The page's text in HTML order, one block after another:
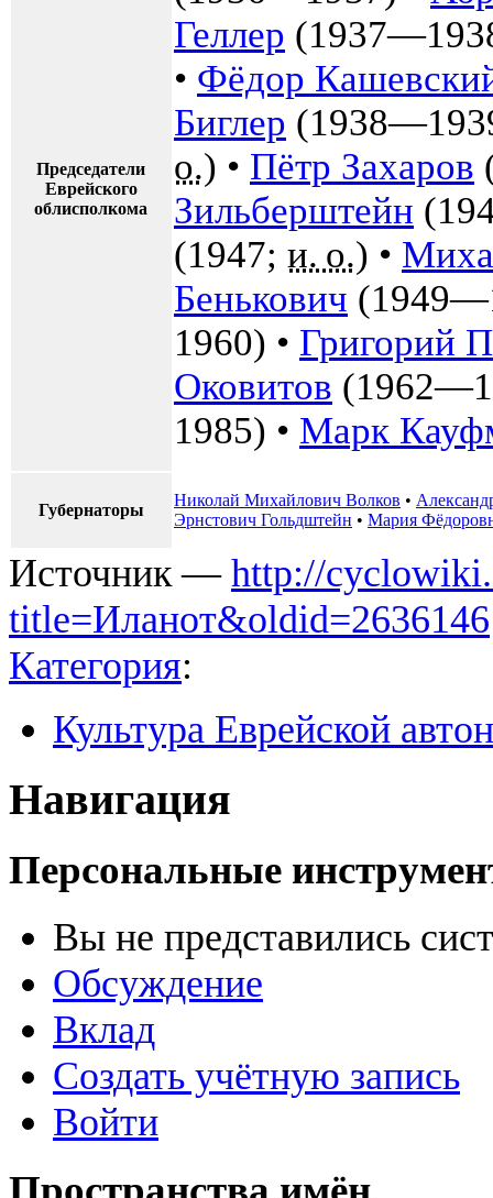
Председатели
Еврейского
облисполкома
Геллер
• Фёдор
Биглер
о.) • Пётр Захаров
Зильберштейн
(1947; и. о.) •
Бенькович
1960) • Григорий
Оковитов
1985) • Марк
Губернаторы
Николай Михайлович Волков •
Эрнстович Гольдштейн • Мария
Источник — http://
title=Иланот&oldid=2636146
Категория:
Культура Еврейской
Навигация
Персональные
Вы не представились
Обсуждение
Вклад
Создать учётную запись
Войти